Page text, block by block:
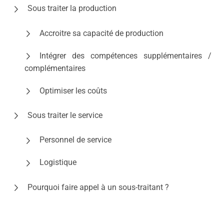
Sous traiter la production
Accroitre sa capacité de production
Intégrer des compétences supplémentaires /
complémentaires
Optimiser les coûts
Sous traiter le service
Personnel de service
Logistique
Pourquoi faire appel à un sous-traitant ?